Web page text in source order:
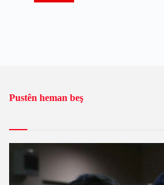
Pustên heman beş